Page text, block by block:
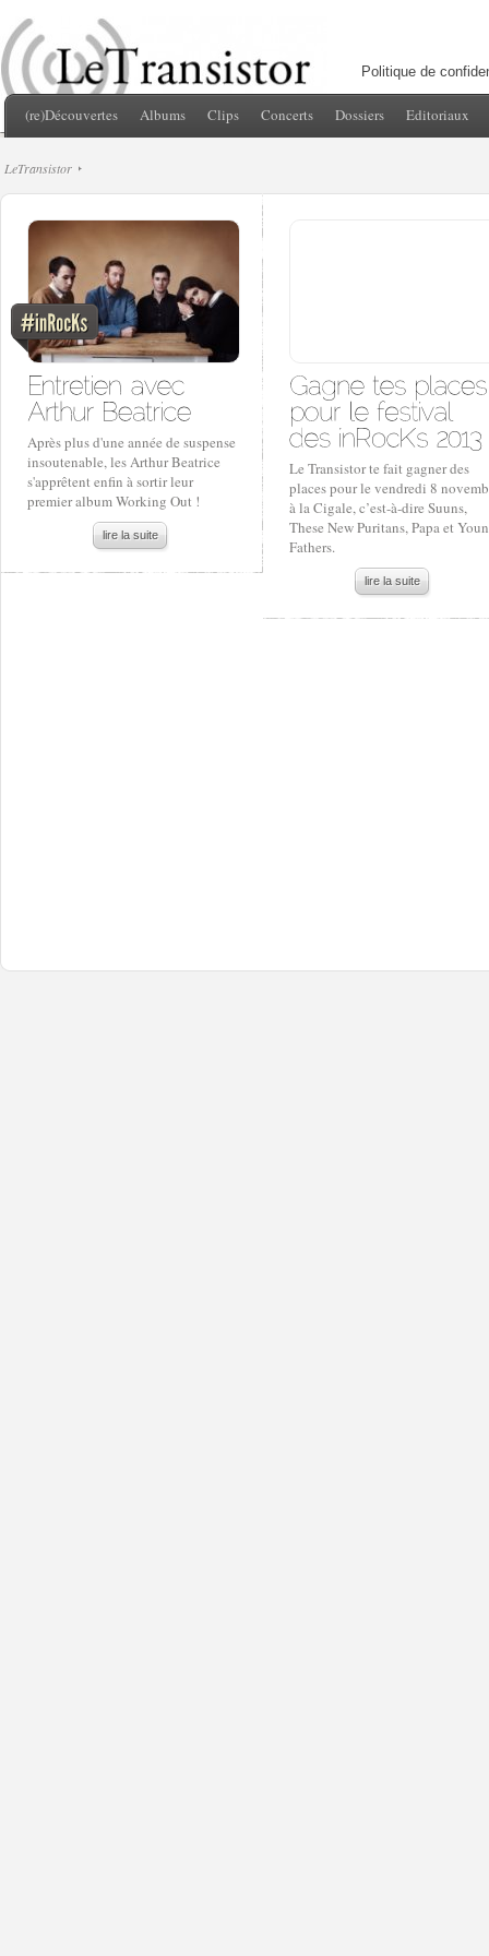
Politique de
(re)Découvertes Albums Clips Concerts Dossiers Editoriaux
LeTransistor
Après plus d'une année de suspense
insoutenable, les Arthur Beatrice
s'apprêtent enfin à sortir leur
premier album Working Out !
lire la suite
Le Transistor te fait gagner des
places pour le vendredi 8
à la Cigale, c’est-à-dire Suuns,
These New Puritans, Papa et
Fathers.
lire la suite